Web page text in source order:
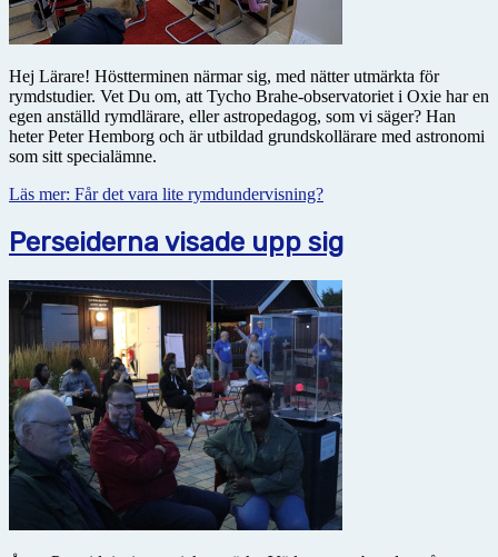
Hej Lärare! Höstterminen närmar sig, med nätter utmärkta för
rymdstudier. Vet Du om, att Tycho Brahe-observatoriet i Oxie har en
egen anställd rymdlärare, eller astropedagog, som vi säger? Han
heter Peter Hemborg och är utbildad grundskollärare med astronomi
som sitt specialämne.
Läs mer: Får det vara lite rymdundervisning?
Perseiderna visade upp sig